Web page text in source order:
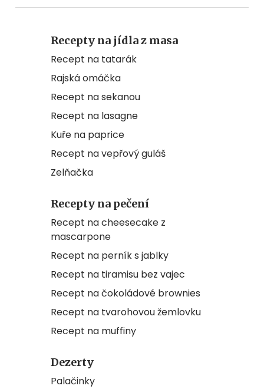
Recepty na jídla z masa
Recept na tatarák
Rajská omáčka
Recept na sekanou
Recept na lasagne
Kuře na paprice
Recept na vepřový guláš
Zelňačka
Recepty na pečení
Recept na cheesecake z
mascarpone
Recept na perník s jablky
Recept na tiramisu bez vajec
Recept na čokoládové brownies
Recept na tvarohovou žemlovku
Recept na muffiny
Dezerty
Palačinky